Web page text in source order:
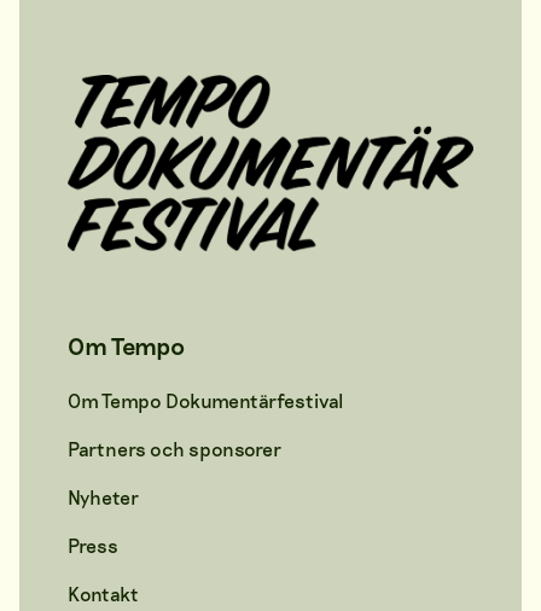
Om Tempo
Om Tempo Dokumentärfestival
Partners och sponsorer
Nyheter
Press
Kontakt